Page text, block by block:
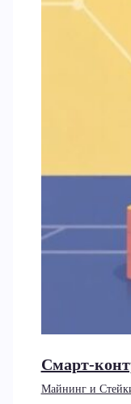
Смарт-
Майнинг и